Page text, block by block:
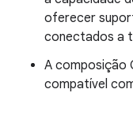
oferecer
conectados a
A composição
compatível